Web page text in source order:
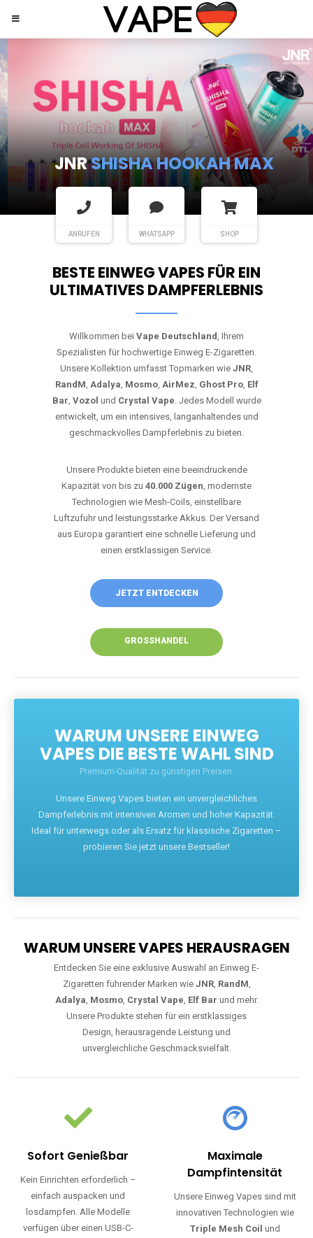
JNRSHISHA HOOKAH MAX
ANRUFEN WHATSAPP SHOP
BESTE EINWEG VAPES FÜR EIN
ULTIMATIVES DAMPFERLEBNIS
Willkommen bei Vape Deutschland, Ihrem
Spezialisten für hochwertige Einweg E-Zigaretten.
Unsere Kollektion umfasst Topmarken wie JNR,
RandM, Adalya, Mosmo, AirMez, Ghost Pro, Elf
Bar, Vozol und Crystal Vape. Jedes Modell wurde
entwickelt, um ein intensives, langanhaltendes und
geschmackvolles Dampferlebnis zu bieten.
Unsere Produkte bieten eine beeindruckende
Kapazität von bis zu 40.000 Zügen, modernste
Technologien wie Mesh-Coils, einstellbare
Luftzufuhr und leistungsstarke Akkus. Der Versand
aus Europa garantiert eine schnelle Lieferung und
einen erstklassigen Service.
JETZT ENTDECKEN
GROSSHANDEL
WARUM UNSERE EINWEG
VAPES DIE BESTE WAHL SIND
Premium-Qualität zu günstigen Preisen.
Unsere Einweg Vapes bieten ein unvergleichliches
Dampferlebnis mit intensiven Aromen und hoher Kapazität.
Ideal für unterwegs oder als Ersatz für klassische Zigaretten –
probieren Sie jetzt unsere Bestseller!
WARUM UNSERE VAPES HERAUSRAGEN
Entdecken Sie eine exklusive Auswahl an Einweg E-
Zigaretten führender Marken wie JNR, RandM,
Adalya, Mosmo, Crystal Vape, Elf Bar und mehr.
Unsere Produkte stehen für ein erstklassiges
Design, herausragende Leistung und
unvergleichliche Geschmacksvielfalt.
Sofort Genießbar
Kein Einrichten erforderlich –
einfach auspacken und
losdampfen. Alle Modelle
verfügen über einen USB-C-
Maximale
Dampfintensität
Unsere Einweg Vapes sind mit
innovativen Technologien wie
Triple Mesh Coil und